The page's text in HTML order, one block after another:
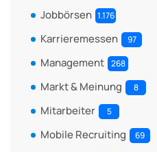
Jobbörsen 1.176
Karrieremessen 97
Management 268
Markt & Meinung 8
Mitarbeiter 5
Mobile Recruiting 69